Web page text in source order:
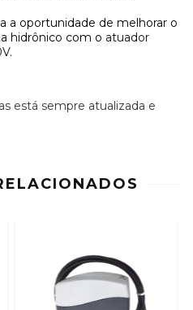
a oportunidade de melhorar o
hidrônico com o atuador
.
está sempre atualizada e